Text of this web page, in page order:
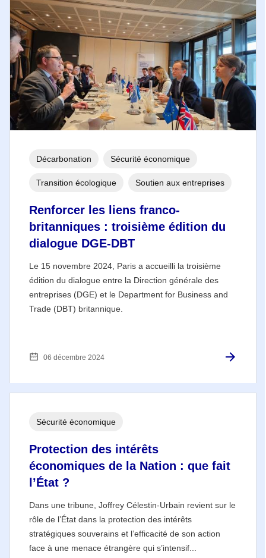
Renforcer les liens franco-
britanniques : troisième édition du
dialogue DGE-DBT
Le 15 novembre 2024, Paris a accueilli la troisième
édition du dialogue entre la Direction générale des
entreprises (DGE) et le Department for Business and
Trade (DBT) britannique.
Décarbonation Sécurité économique
Transition écologique Soutien aux entreprises
06 décembre 2024
Protection des intérêts
économiques de la Nation : que fait
l’État ?
Dans une tribune, Joffrey Célestin-Urbain revient sur le
rôle de l’État dans la protection des intérêts
stratégiques souverains et l’efficacité de son action
face à une menace étrangère qui s’intensif...
Sécurité économique